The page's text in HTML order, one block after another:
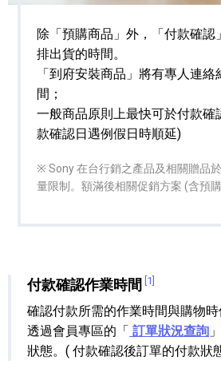
除「預購商品」外，「付款確認
排出貨的時間。
「到府安裝商品」將有專人連
間；
一般商品原則上最快可於付款確
款確認日遇例假日時順延)
※ Sony 在台行銷之產品及相關贈品
量限制。額滿後相關促銷方案 (含預購
付款確認作業時間 [1]
確認付款所需的作業時間與購物時
透過會員專區的「 訂單狀況查詢
狀態。( 付款確認後訂單的付款狀